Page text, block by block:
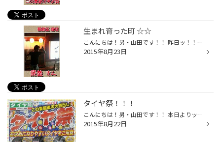
生まれ育った町 ☆☆
こんにちは！男・山田です！！ 昨日ッ！！ 実家に用事が有り、久々に地元に帰ったので、 小学校の頃からの大親友を誘って夕食へ☆☆(^^)v 昨日は、葛飾区 堀切にある 《 茶 釜 ( ちゃがま ) 》さんに おじゃましました～♪♪ (^o^)/ 友人猛プッシュの 《 さんまの刺身 》 を一口・・・ 『 美、美味ぃ～...
2015年8月23日
タイヤ祭！！！
こんにちは！男・山田です！！ 本日よりッ！！ 《 この夏最後の大売出し！ タイヤ祭！！ 》 を、 開催させていただきます！！(^o^)/ お買い得タイヤ４本セットや！ 大人気エコピアシリーズ！ 最新作のレグノまでッ！！ 取り扱いタイヤ全ブランドが、セール対象商品となっちゃいます☆☆(^^)v 『 そろ...
2015年8月22日